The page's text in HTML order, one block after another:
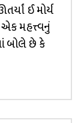
ઈ મોર્ય
મહત્ત્વનું
બોલે છે કે